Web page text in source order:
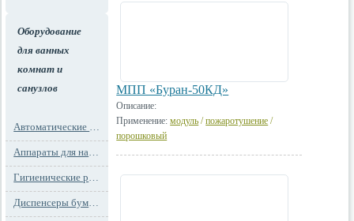
Оборудование
для ванных
комнат и
санузлов
Автоматические освежители воздуха
Аппараты для надевания бахил
Гигиенические расходные материалы
Диспенсеры бумажных полотенец
МПП «Буран-50КД»
Описание:
Применение: модуль /пожаротушение /
порошковый